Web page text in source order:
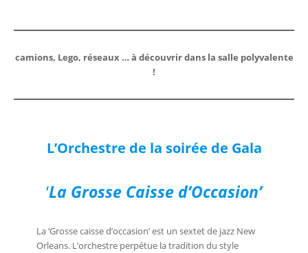
camions, Lego, réseaux … à découvrir dans la salle polyvalente
!
L’Orchestre de la soirée de Gala
‘La Grosse Caisse d’Occasion’
La ‘Grosse caisse d’occasion’ est un sextet de jazz New
Orleans. L’orchestre perpétue la tradition du style